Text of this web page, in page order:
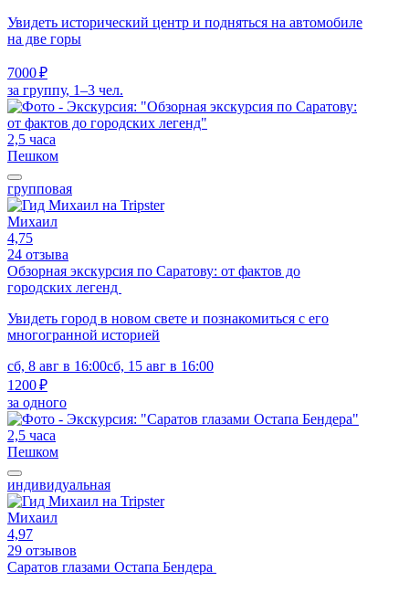
Увидеть исторический центр и подняться на автомобиле
на две горы
7000 ₽
за группу, 1–3 чел.
2,5 часа
Пешком
групповая
Михаил
4,75
24 отзыва
Обзорная экскурсия по Саратову: от фактов до
городских легенд
Увидеть город в новом свете и познакомиться с его
многогранной историей
сб, 8 авг в 16:00сб, 15 авг в 16:00
1200 ₽
за одного
2,5 часа
Пешком
индивидуальная
Михаил
4,97
29 отзывов
Саратов глазами Остапа Бендера